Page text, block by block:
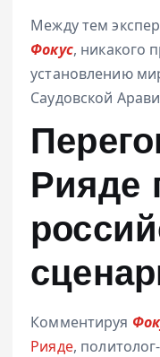
Между тем
Фокус, никакого
установлению
Саудовской
Рияде
Комментируя
Рияде,